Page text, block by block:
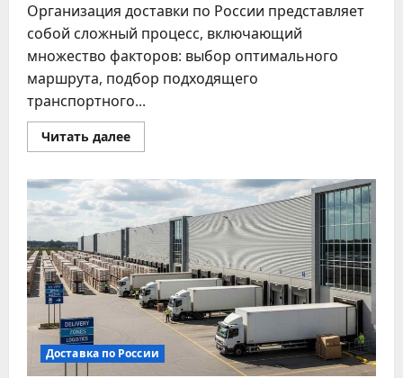
Организация доставки по России представляет
собой сложный процесс, включающий
множество факторов: выбор оптимального
маршрута, подбор подходящего
транспортного...
Читать далееПрочитать
больше
советы
по
организации
доставки
по
России
Доставка по России